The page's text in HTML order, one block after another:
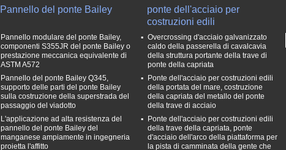
Pannello del ponte Bailey
Pannello modulare del ponte Bailey,
componenti S355JR del ponte Bailey o
prestazione meccanica equivalente di
ASTM A572
Pannello del ponte Bailey Q345,
supporto delle parti del ponte Bailey
sulla costruzione della superstrada del
passaggio del viadotto
L'applicazione ad alta resistenza del
pannello del ponte Bailey del
manganese ampiamente in ingegneria
proietta l'affitto
ponte dell'acciaio per
costruzioni edili
Overcrossing d'acciaio galvanizzato
caldo della passerella di cavalcavia
della struttura portante della trave di
ponte della capriata
Ponte dell'acciaio per costruzioni edili
della portata del mare, costruzione
della capriata del metallo del ponte
della trave di acciaio
Ponte dell'acciaio per costruzioni edili
della trave della capriata, ponte
d'acciaio dell'arco della piattaforma per
la pista di camminata della gente che